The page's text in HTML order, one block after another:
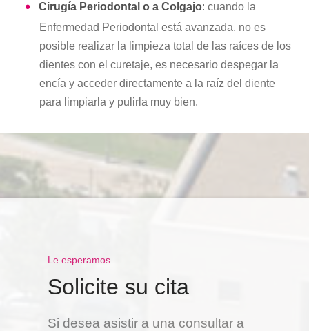
Cirugía Periodontal o a Colgajo: cuando la
Enfermedad Periodontal está avanzada, no es
posible realizar la limpieza total de las raíces de los
dientes con el curetaje, es necesario despegar la
encía y acceder directamente a la raíz del diente
para limpiarla y pulirla muy bien.
Le esperamos
Solicite su cita
Si desea asistir a una consultar a